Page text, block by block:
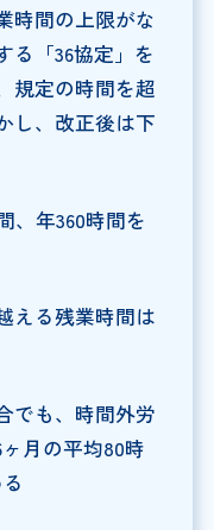
時間の上限がな
る「36協定」を
規定の時間を超
し、改正後は下
、年360時間を
える残業時間は
でも、時間外労
月の平均80時